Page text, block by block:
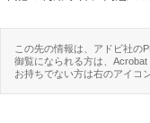
この先の情報は、アドビ社の
御覧になられる方は、Acrobat
お持ちでない方は右のアイコ